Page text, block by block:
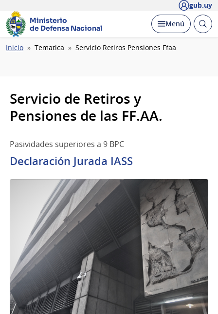
gub.uy
Ministerio
de Defensa Nacional
Desplegar
Menú Abrir
Ruta
Inicio Tematica Servicio Retiros Pensiones Ffaa
Servicio de Retiros y
Pensiones de las FF.AA.
Pasividades superiores a 9 BPC
Declaración Jurada IASS